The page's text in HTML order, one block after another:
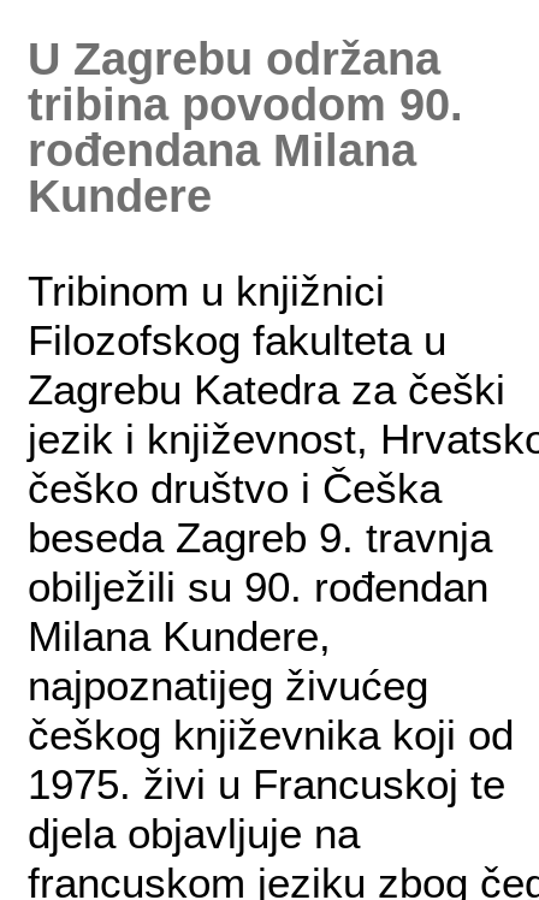
U Zagrebu održana
tribina povodom 90.
rođendana Milana
Kundere
Tribinom u knjižnici
Filozofskog fakulteta u
Zagrebu Katedra za češki
jezik i književnost,
češko društvo i Češka
beseda Zagreb 9. travnja
obilježili su 90. rođendan
Milana Kundere,
najpoznatijeg živućeg
češkog književnika koji od
1975. živi u Francuskoj te
djela objavljuje na
francuskom jeziku zbog